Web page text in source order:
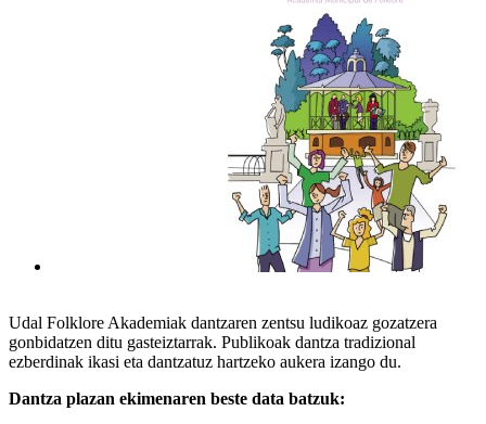
Udal Folklore Akademiak dantzaren zentsu ludikoaz gozatzera
gonbidatzen ditu gasteiztarrak. Publikoak dantza tradizional
ezberdinak ikasi eta dantzatuz hartzeko aukera izango du.
Dantza plazan ekimenaren beste data batzuk: